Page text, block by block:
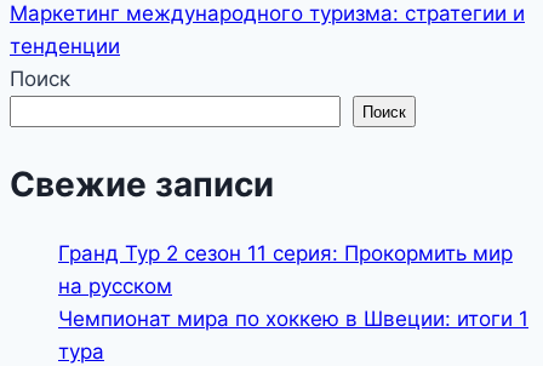
Маркетинг международного туризма: стратегии и
тенденции
Поиск
Поиск
Свежие записи
Гранд Тур 2 сезон 11 серия: Прокормить мир
на русском
Чемпионат мира по хоккею в Швеции: итоги 1
тура